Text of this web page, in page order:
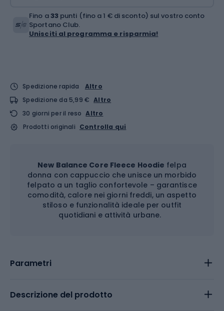
Fino a33 punti (fino a 1 € di sconto) sul vostro conto
Sportano Club.
Unisciti al programma e risparmia!
Spedizione rapida
Altro
Spedizione da 5,99 € Altro
30 giorni per il reso Altro
Prodotti originali Controlla qui
New Balance Core Fleece Hoodie felpa
donna con cappuccio che unisce un morbido
felpato a un taglio confortevole – garantisce
comodità, calore nei giorni freddi, un aspetto
stiloso e funzionalità ideale per outfit
quotidiani e attività urbane.
Parametri
Descrizione del prodotto